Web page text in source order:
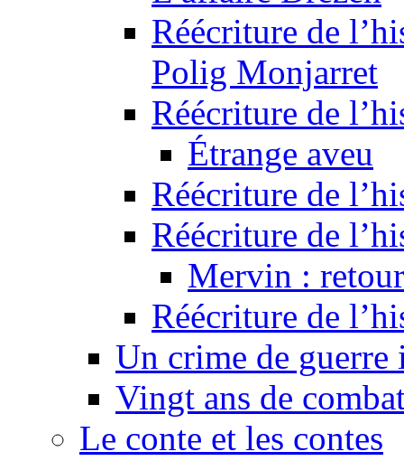
Réécriture de
Polig Monjarret
Réécriture de
Étrange aveu
Réécriture de
Réécriture de
Mervin :
Réécriture de
Un crime de guerre
Vingt ans de
Le conte et les contes